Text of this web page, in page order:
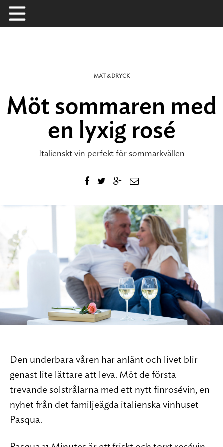
Skip
to
MAT & DRYCK
Möt sommaren med
en lyxig rosé
Italienskt vin perfekt för sommarkvällen
Den underbara våren har anlänt och livet blir
genast lite lättare att leva. Möt de första
trevande solstrålarna med ett nytt finrosévin, en
nyhet från det familjeägda italienska vinhuset
Pasqua.